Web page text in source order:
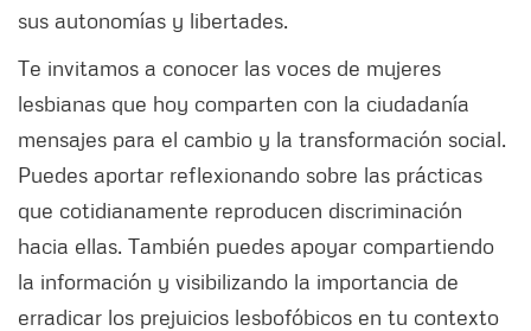
sus autonomías y libertades.
Te invitamos a conocer las voces de mujeres
lesbianas que hoy comparten con la ciudadanía
mensajes para el cambio y la transformación social.
Puedes aportar reflexionando sobre las prácticas
que cotidianamente reproducen discriminación
hacia ellas. También puedes apoyar compartiendo
la información y visibilizando la importancia de
erradicar los prejuicios lesbofóbicos en tu contexto